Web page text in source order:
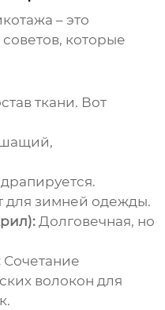
– это
которые
ткани. Вот
для зимней одежды.
Долговечная, но
Сочетание
волокон для